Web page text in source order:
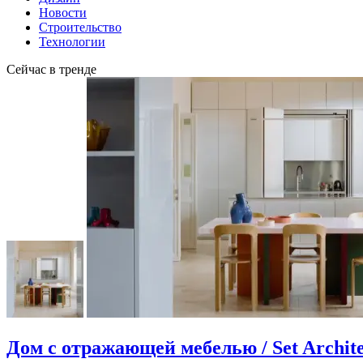
Новости
Строительство
Технологии
Сейчас в тренде
Дом с отражающей мебелью / Set